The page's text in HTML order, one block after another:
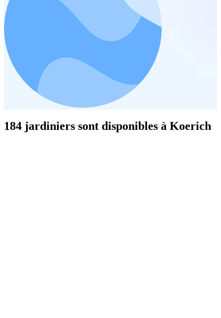
184 jardiniers sont disponibles à Koerich